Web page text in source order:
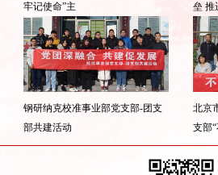
牢记使命”主
垒 推
钢研纳克校准事业部党支部-团支
部共建活动
北京
支部